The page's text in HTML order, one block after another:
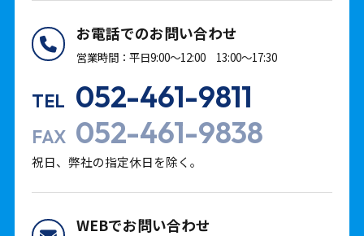
お電話でのお問い合わせ
営業時間：平日9:00～12:00 13:00～17:30
TEL 052-461-9811
FAX 052-461-9838
祝日、弊社の指定休日を除く。
WEBでお問い合わせ